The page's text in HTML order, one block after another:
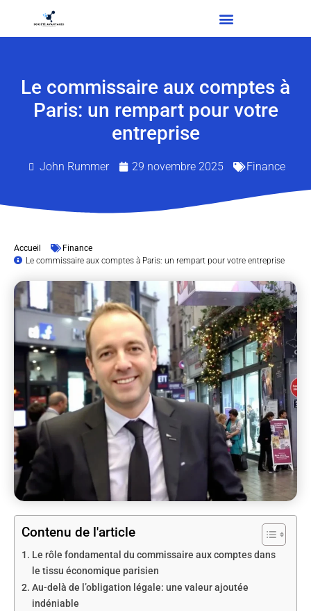
Le commissaire aux comptes à
Paris: un rempart pour votre
entreprise
John Rummer 29 novembre 2025 Finance
Accueil
Finance
Le commissaire aux comptes à Paris: un rempart pour votre entreprise
Contenu de l'article
Le rôle fondamental du commissaire aux comptes dans
le tissu économique parisien
Au-delà de l’obligation légale: une valeur ajoutée
indéniable